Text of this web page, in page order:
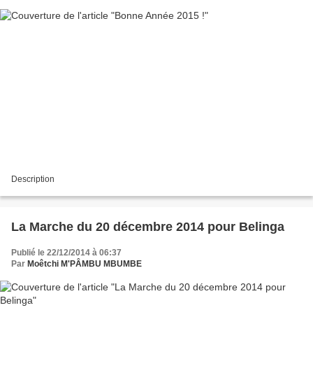
Description
La Marche du 20 décembre 2014 pour Belinga
Publié le 22/12/2014 à 06:37
Par Moêtchi M'PÂMBU MBUMBE